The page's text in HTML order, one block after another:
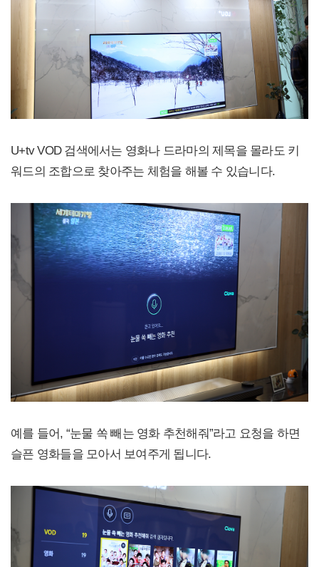
U+tv VOD 검색에서는 영화나 드라마의 제목을 몰라도 키
워드의 조합으로 찾아주는 체험을 해볼 수 있습니다.
예를 들어, “눈물 쏙 빼는 영화 추천해줘”라고 요청을 하면
슬픈 영화들을 모아서 보여주게 됩니다.